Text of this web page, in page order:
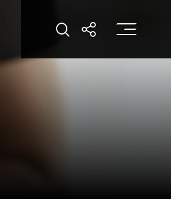
打开搜索打开分享打